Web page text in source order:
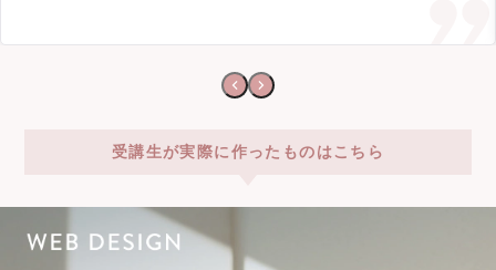
受講生が実際に作ったものはこちら